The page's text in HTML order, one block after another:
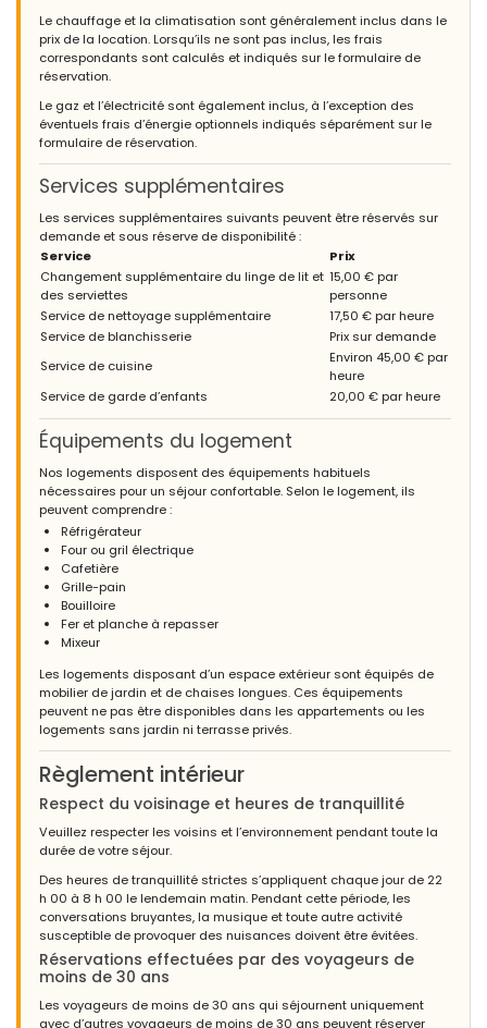
Le chauffage et la climatisation sont généralement inclus dans le
prix de la location. Lorsqu’ils ne sont pas inclus, les frais
correspondants sont calculés et indiqués sur le formulaire de
réservation.
Le gaz et l’électricité sont également inclus, à l’exception des
éventuels frais d’énergie optionnels indiqués séparément sur le
formulaire de réservation.
Services supplémentaires
Les services supplémentaires suivants peuvent être réservés sur
demande et sous réserve de disponibilité :
Service
Prix
Changement supplémentaire du linge de lit et
des serviettes
15,00 € par
personne
Service de nettoyage supplémentaire
17,50 € par heure
Service de blanchisserie
Prix sur demande
Service de cuisine
Environ 45,00 € par
heure
Service de garde d’enfants
20,00 € par heure
Équipements du logement
Nos logements disposent des équipements habituels
nécessaires pour un séjour confortable. Selon le logement, ils
peuvent comprendre :
Réfrigérateur
Four ou gril électrique
Cafetière
Grille-pain
Bouilloire
Fer et planche à repasser
Mixeur
Les logements disposant d’un espace extérieur sont équipés de
mobilier de jardin et de chaises longues. Ces équipements
peuvent ne pas être disponibles dans les appartements ou les
logements sans jardin ni terrasse privés.
Règlement intérieur
Respect du voisinage et heures de tranquillité
Veuillez respecter les voisins et l’environnement pendant toute la
durée de votre séjour.
Des heures de tranquillité strictes s’appliquent chaque jour de 22
h 00 à 8 h 00 le lendemain matin. Pendant cette période, les
conversations bruyantes, la musique et toute autre activité
susceptible de provoquer des nuisances doivent être évitées.
Réservations effectuées par des voyageurs de
moins de 30 ans
Les voyageurs de moins de 30 ans qui séjournent uniquement
avec d’autres voyageurs de moins de 30 ans peuvent réserver